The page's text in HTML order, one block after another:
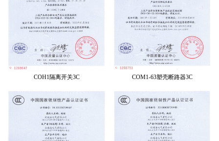
COH1隔离开关3C COM1-63塑壳断路器3C